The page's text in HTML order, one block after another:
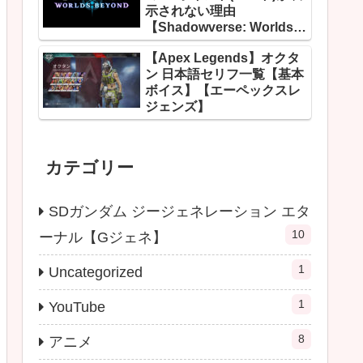
示されない理由
【Shadowverse: Worlds
Beyond】
【Apex Legends】オクタ
ン 日本語セリフ一覧【基本
ボイス】【エーペックスレ
ジェンズ】
カテゴリー
SDガンダム ジージェネレーション エタ
ーナル【Gジェネ】
10
Uncategorized 1
YouTube 1
アニメ 8